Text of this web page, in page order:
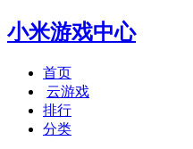
小米游戏中心
首页
云游戏
排行
分类